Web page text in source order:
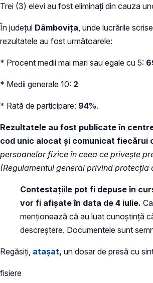
Trei (3) elevi au fost eliminați din cauza
În județul Dâmbovița, unde lucrările
rezultatele au fost următoarele:
* Procent medii mai mari sau egale cu 5:
* Medii generale 10: 2
* Rată de participare: 94%.
Rezultatele au fost publicate în
cod unic alocat și comunicat fiecărui
persoanelor fizice în ceea ce privește
(Regulamentul general privind protecția
Contestațiile pot fi depuse în
vor fi afișate în data de 4 iulie.
menționează că au luat cunoștință
descreștere. Documentele sunt
Regăsiți, atașat, un dosar de presă cu
fisiere